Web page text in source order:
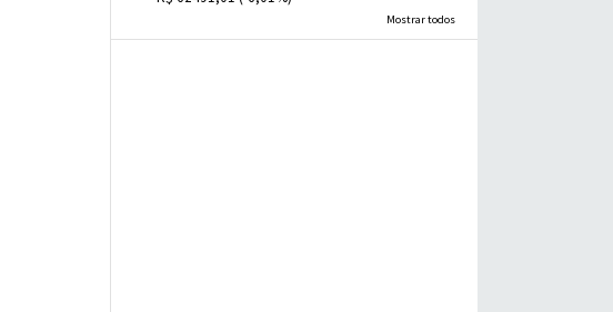
Mostrar todos